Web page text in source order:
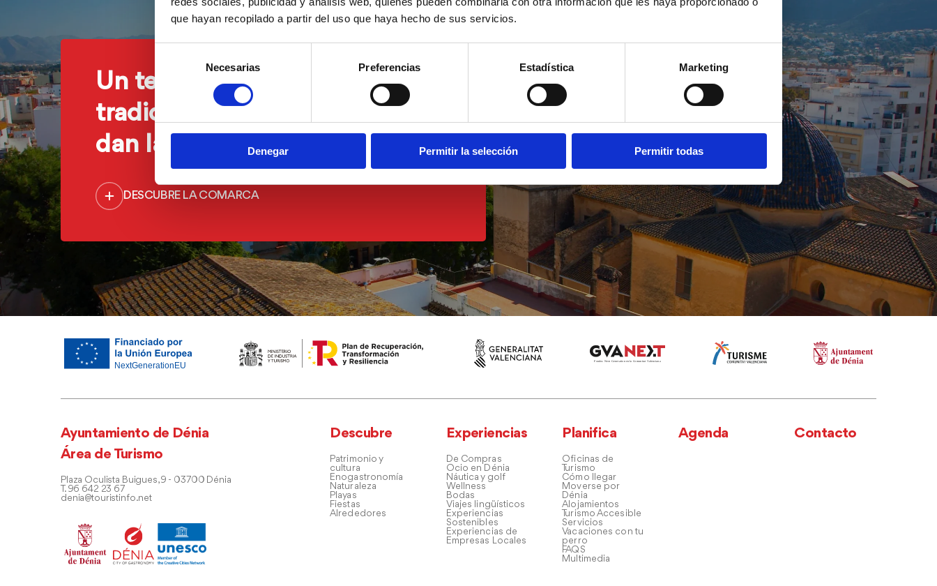
que hayan recopilado a partir del uso que haya hecho de sus servicios.
consentimiento
Necesarias Preferencias Estadística Marketing
Denegar Permitir la selección Permitir todas
Un territorio donde
tradición y modernidad se
dan la mano
DESCUBRE LA COMARCA
Ayuntamiento de Dénia
Área de Turismo
Plaza Oculista Buigues, 9 - 03700 Dénia
T. 96 642 23 67
denia@touristinfo.net
Descubre
Patrimonio y
cultura
Enogastronomía
Naturaleza
Playas
Fiestas
Alrededores
Experiencias
De Compras
Ocio en Dénia
Náutica y golf
Wellness
Bodas
Viajes lingüísticos
Experiencias
Sostenibles
Experiencias de
Empresas Locales
Planifica
Oficinas de
Turismo
Cómo llegar
Moverse por
Dénia
Alojamientos
Turismo Accesible
Servicios
Vacaciones con tu
perro
FAQS
Multimedia
Agenda Contacto